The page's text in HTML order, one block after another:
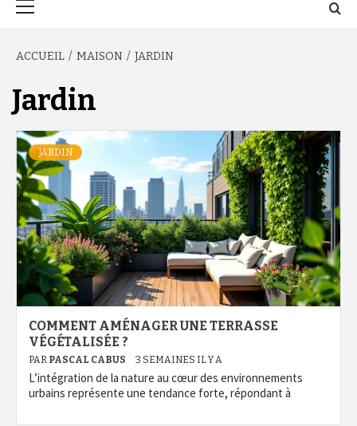
ACCUEIL MAISON JARDIN
Jardin
JARDIN
COMMENT AMÉNAGER UNE TERRASSE
VÉGÉTALISÉE ?
PAR PASCAL CABUS 3 SEMAINES IL Y A
L’intégration de la nature au cœur des environnements
urbains représente une tendance forte, répondant à